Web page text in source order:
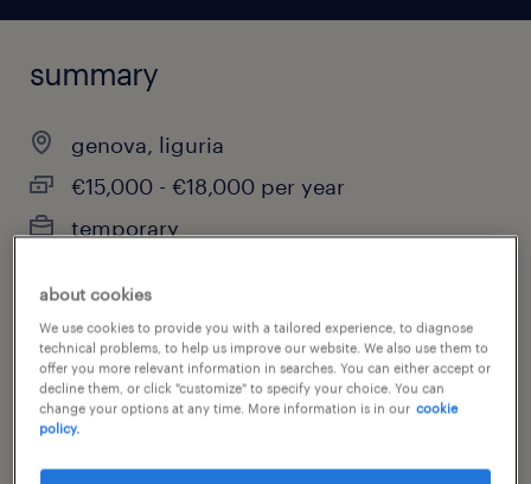
summary
genova, liguria
€15,000 - €18,000 per year
temporary
job category
warehousing & distribution
about cookies
We use cookies to provide you with a tailored experience, to diagnose
technical problems, to help us improve our website. We also use them to
offer you more relevant information in searches. You can either accept or
decline them, or click "customize" to specify your choice. You can
change your options at any time. More information is in our cookie
policy.